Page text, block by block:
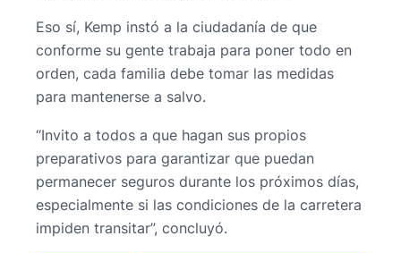
Eso sí, Kemp instó a la ciudadanía de que
conforme su gente trabaja para poner todo en
orden, cada familia debe tomar las medidas
para mantenerse a salvo.
“Invito a todos a que hagan sus propios
preparativos para garantizar que puedan
permanecer seguros durante los próximos días,
especialmente si las condiciones de la carretera
impiden transitar”, concluyó.